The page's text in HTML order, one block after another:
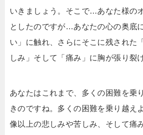
いきましょう。そこで…あなた様の
としたのですが…あなたの心の奥底
い」に触れ、さらにそこに残された
しみ」そして「痛み」に胸が張り裂
あなたはこれまで、多くの困難を乗
きのですね。多くの困難を乗り越え
像以上の悲しみや苦しみ、そして痛